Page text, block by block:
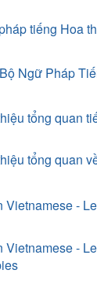
tiếng Hoa
Ngữ Pháp
tổng quan
tổng quan
Vietnamese -
Vietnamese -